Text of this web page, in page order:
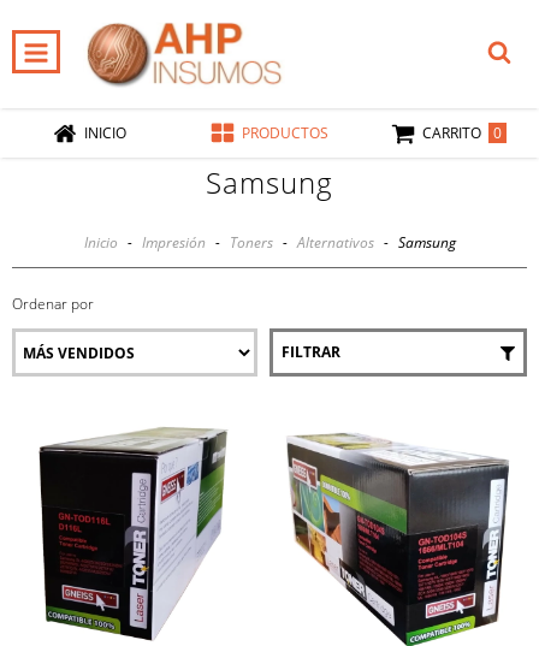
INICIO PRODUCTOS CARRITO 0
Samsung
Inicio - Impresión - Toners - Alternativos - Samsung
Ordenar por
FILTRAR